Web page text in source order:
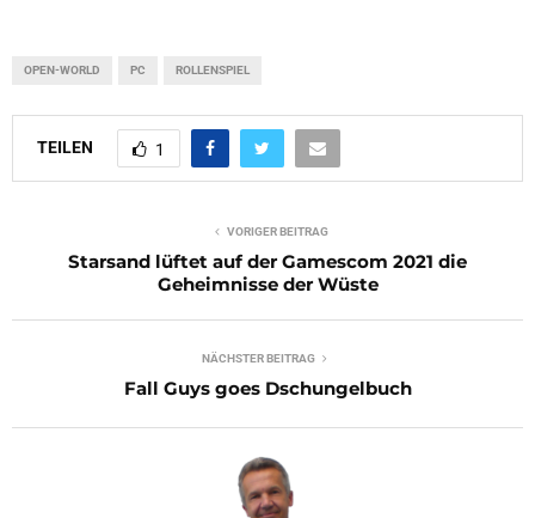
OPEN-WORLD PC ROLLENSPIEL
TEILEN 1
VORIGER BEITRAG
Starsand lüftet auf der Gamescom 2021 die
Geheimnisse der Wüste
NÄCHSTER BEITRAG
Fall Guys goes Dschungelbuch